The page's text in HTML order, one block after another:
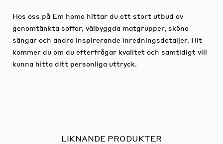
Hos oss på Em home hittar du ett stort utbud av
genomtänkta soffor, välbyggda matgrupper, sköna
sängar och andra inspirerande inredningsdetaljer. Hit
kommer du om du efterfrågar kvalitet och samtidigt vill
kunna hitta ditt personliga uttryck.
LIKNANDE PRODUKTER